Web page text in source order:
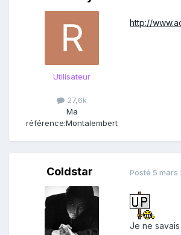
Utilisateur
27,6k
Ma
référence:Montalembert
http://
Coldstar Posté 5 mars
Je ne